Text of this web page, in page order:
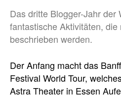
Das dritte Blogger-Jahr der
fantastische Aktivitäten, die
beschrieben werden.
Der Anfang macht das
Festival World Tour,
Astra Theater in Essen